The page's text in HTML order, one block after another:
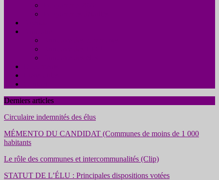
Derniers articles
Circulaire indemnités des élus
MÉMENTO DU CANDIDAT (Communes de moins de 1 000
habitants
Le rôle des communes et intercommunalités (Clip)
STATUT DE L’ÉLU : Principales dispositions votées